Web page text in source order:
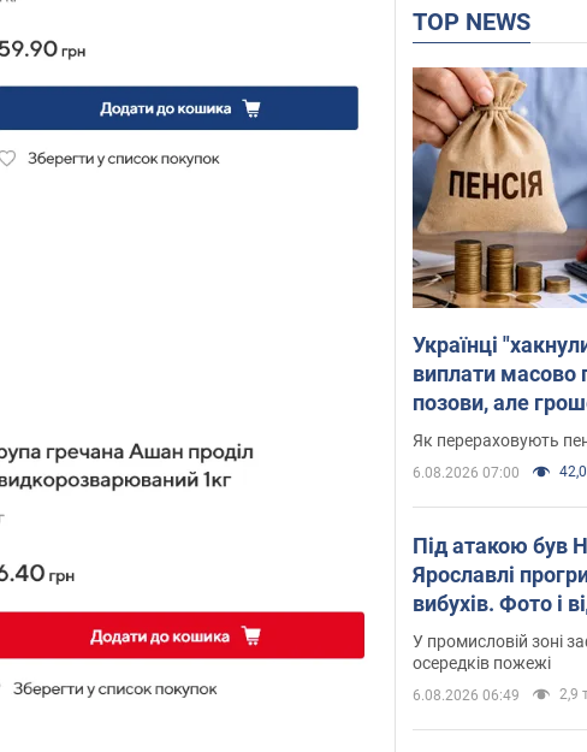
TOP NEWS
Українці
виплати масово
позови, але
Як перераховують
6.08.2026 07:00
Під атакою був
Ярославлі
вибухів. Фото і
У промисловій зоні
осередків пожежі
6.08.2026 06:49 2,9